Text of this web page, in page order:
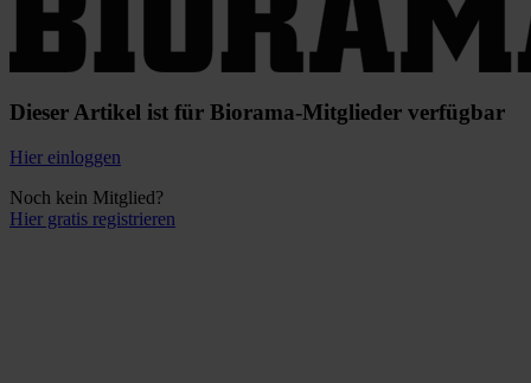
Dieser Artikel ist für Biorama-Mitglieder verfügbar
Hier einloggen
Noch kein Mitglied?
Hier gratis registrieren